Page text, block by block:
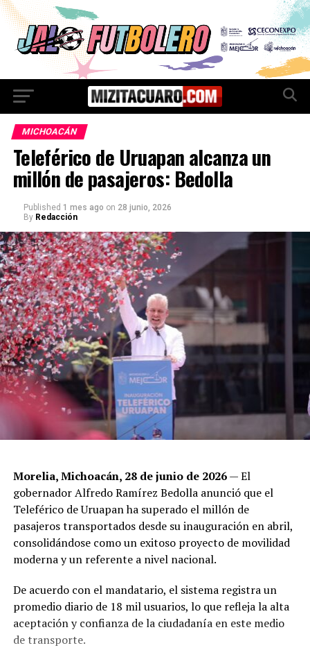
MICHOACÁN
Teleférico de Uruapan alcanza un
millón de pasajeros: Bedolla
Published 1 mes ago on 28 junio, 2026
By Redacción
Morelia, Michoacán, 28 de junio de 2026— El
gobernador Alfredo Ramírez Bedolla anunció que el
Teleférico de Uruapan ha superado el millón de
pasajeros transportados desde su inauguración en abril,
consolidándose como un exitoso proyecto de movilidad
moderna y un referente a nivel nacional.
De acuerdo con el mandatario, el sistema registra un
promedio diario de 18 mil usuarios, lo que refleja la alta
aceptación y confianza de la ciudadanía en este medio
de transporte.